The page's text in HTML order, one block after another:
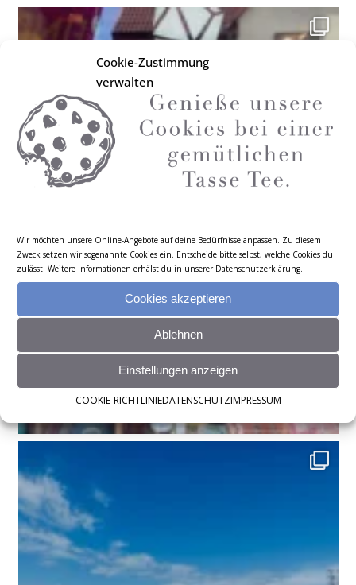
Cookie-Zustimmung
verwalten
Wir möchten unsere Online-Angebote auf deine Bedürfnisse anpassen. Zu diesem
Zweck setzen wir sogenannte Cookies ein. Entscheide bitte selbst, welche Cookies du
zulässt. Weitere Informationen erhälst du in unserer Datenschutzerklärung
Cookies akzeptieren
Ablehnen
Einstellungen anzeigen
COOKIE-RICHTLINIEDATENSCHUTZIMPRESSUM
Wir sind bereit! Seid ihr